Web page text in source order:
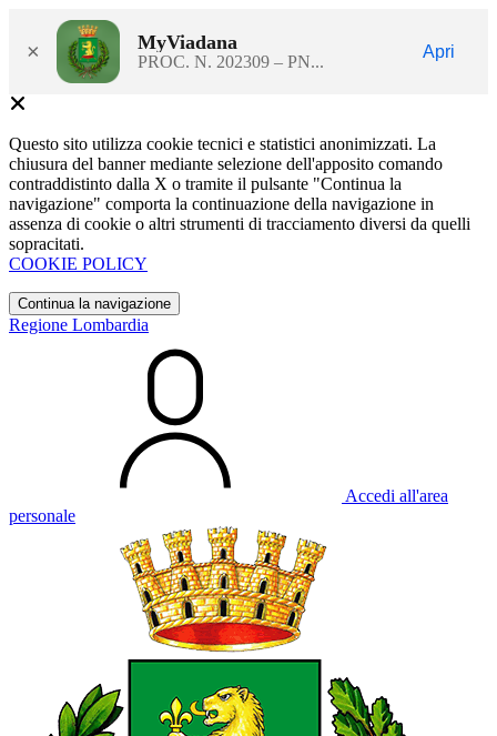
× MyViadana
PROC. N. 202309 – PN...
Apri
Questo sito utilizza cookie tecnici e statistici anonimizzati. La
chiusura del banner mediante selezione dell'apposito comando
contraddistinto dalla X o tramite il pulsante "Continua la
navigazione" comporta la continuazione della navigazione in
assenza di cookie o altri strumenti di tracciamento diversi da quelli
sopracitati.
COOKIE POLICY
Continua la navigazione
Regione Lombardia
Accedi all'area
personale